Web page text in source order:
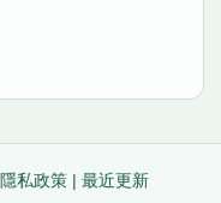
隱私政策 | 最近更新